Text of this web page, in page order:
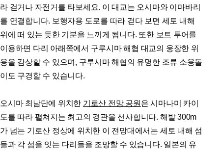
라 걷거나 자전거를 타보세요. 이 대교는 오시마와 이마바리
를 연결합니다. 보행자용 도로를 따라 걷다 보면 세토 내해
위에 떠 있는 듯한 기분을 느끼게 됩니다. 또한 보트 투어를
이용하면 다리 아래쪽에서 구루시마 해협 대교의 웅장한 위
용을 감상할 수 있으며, 구루시마 해협의 유명한 조류 소용돌
이도 구경할 수 있습니다.
오시마 최남단에 위치한 기로산 전망 공원 은 시마나미 카이
도를 따라 펼쳐지는 최고의 경관을 선사합니다. 해발 300m
가 넘는 기로산 정상에 위치한 이 전망대에서는 세토 내해 섬
들과 각 섬을 잇는 다리들을 조망할 수 있습니다. 일본의 유